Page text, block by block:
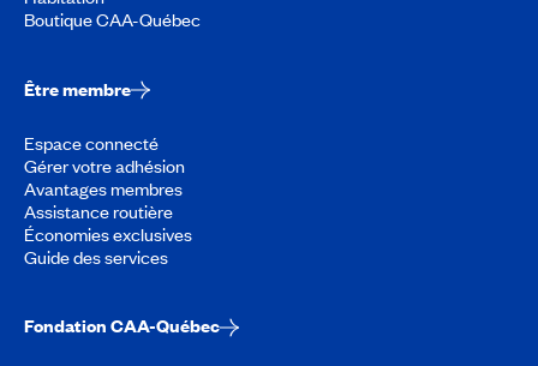
Boutique CAA-Québec
Être membre
Espace connecté
Gérer votre adhésion
Avantages membres
Assistance routière
Économies exclusives
Guide des services
Fondation CAA-Québec